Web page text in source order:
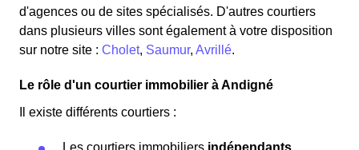
d'agences ou de sites spécialisés. D'autres courtiers
dans plusieurs villes sont également à votre disposition
sur notre site : Cholet, Saumur, Avrillé.
Le rôle d'un courtier immobilier à Andigné
Il existe différents courtiers :
Les courtiers immobiliers indépendants